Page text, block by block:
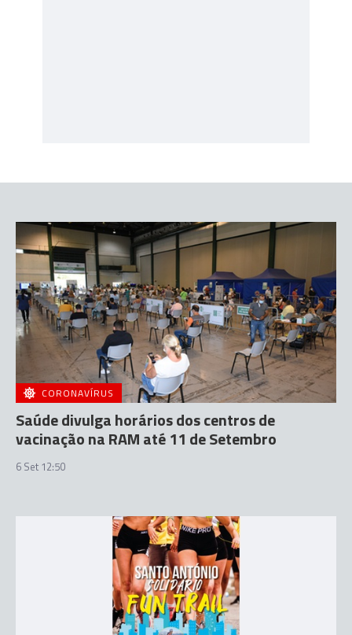
CORONAVÍRUS
Saúde divulga horários dos centros de
vacinação na RAM até 11 de Setembro
6 Set 12:50